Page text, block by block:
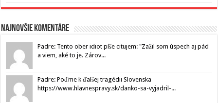
Najnovšie komentáre
Padre: Tento ober idiot píše citujem: "Zažil som úspech aj pád
a viem, aké to je. Zárov...
Padre: Poďme k ďalšej tragédii Slovenska
https://www.hlavnespravy.sk/danko-sa-vyjadril-...